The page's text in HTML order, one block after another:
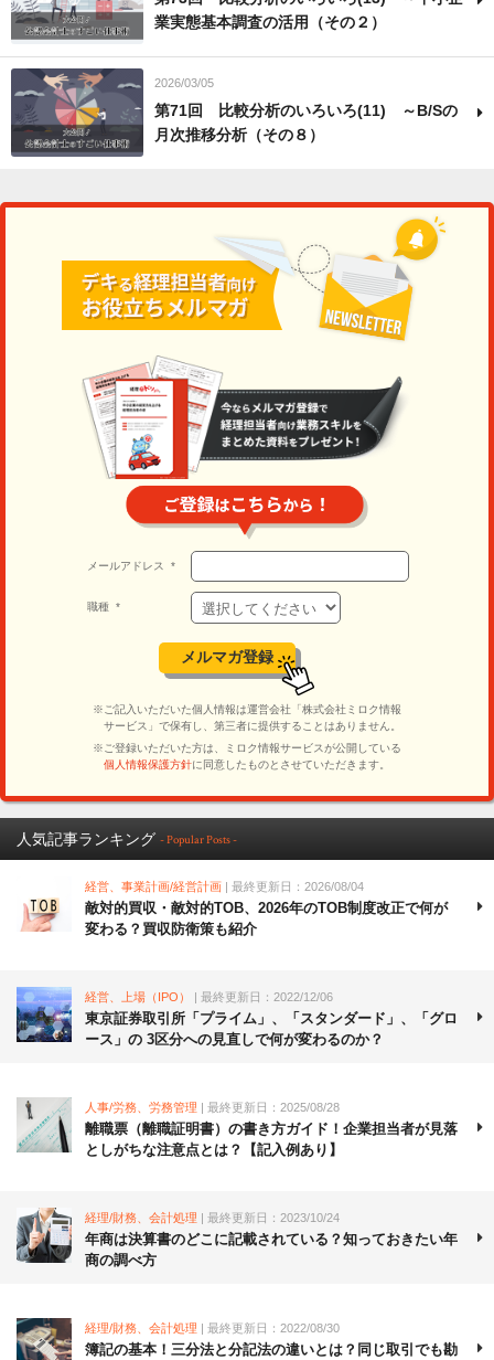
業実態基本調査の活用（その２）
2026/03/05
第71回 比較分析のいろいろ(11) ～B/Sの
月次推移分析（その８）
人気記事ランキング - Popular Posts -
経営、事業計画/経営計画 | 最終更新日：2026/08/04
敵対的買収・敵対的TOB、2026年のTOB制度改正で何が
変わる？買収防衛策も紹介
経営、上場（IPO） | 最終更新日：2022/12/06
東京証券取引所「プライム」、「スタンダード」、「グロ
ース」の 3区分への見直しで何が変わるのか？
人事/労務、労務管理 | 最終更新日：2025/08/28
離職票（離職証明書）の書き方ガイド！企業担当者が見落
としがちな注意点とは？【記入例あり】
経理/財務、会計処理 | 最終更新日：2023/10/24
年商は決算書のどこに記載されている？知っておきたい年
商の調べ方
経理/財務、会計処理 | 最終更新日：2022/08/30
簿記の基本！三分法と分記法の違いとは？同じ取引でも勘